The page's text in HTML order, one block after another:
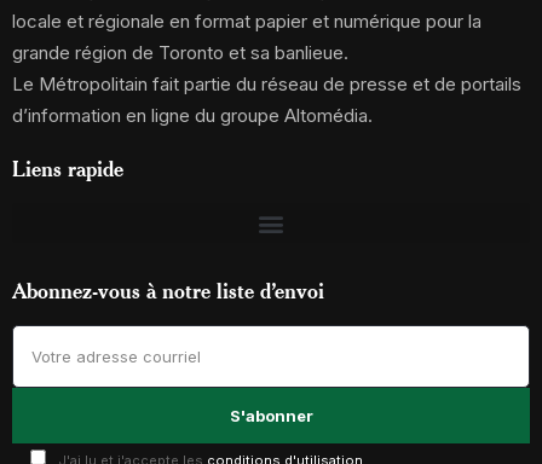
locale et régionale en format papier et numérique pour la
grande région de Toronto et sa banlieue.
Le Métropolitain fait partie du réseau de presse et de portails
d’information en ligne du groupe Altomédia.
Liens rapide
Abonnez-vous à notre liste d’envoi